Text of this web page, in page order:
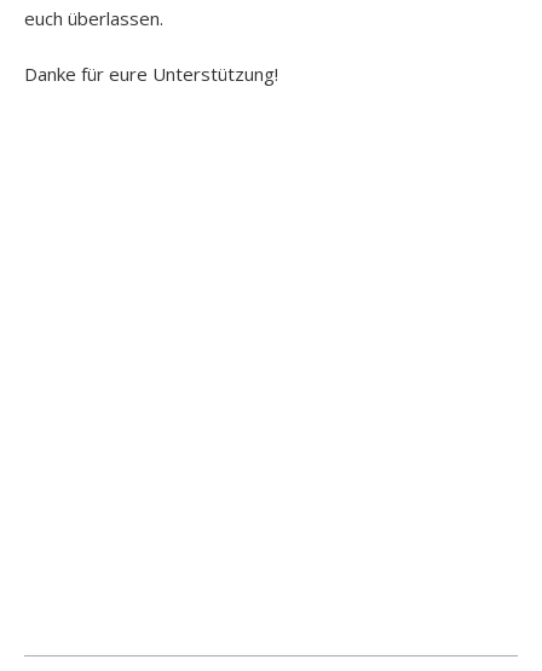
euch überlassen.
Danke für eure Unterstützung!